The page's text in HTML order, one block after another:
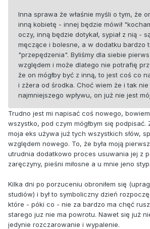
Inna sprawa że właśnie myśli o tym, że
inną kobietę - innej będzie mówił
oczy, inną będzie dotykał, sypiał z nią -
męczące i bolesne, a w dodatku bardzo
"przepędzenia". Byliśmy dla siebie
względem i może dlatego nie potrafię
że on mógłby być z inną, to jest coś co
i zżera od środka. Choć wiem że i tak nie
najmniejszego wpływu, on już nie jest
Trudno jest mi napisać coś nowego,
wszystko, pod czym mógłbym się podpisać.
moja eks używa już tych wszystkich słów,
względem nowego. To, że była moją
utrudnia dodatkowo proces usuwania jej z
zaręczyny, pieśni miłosne a u mnie jeno
Kilka dni po porzuceniu obroniłem się
studiów) i był to symboliczny dzień
które - póki co - nie za bardzo ma chęć
starego juz nie ma powrotu. Nawet się już
jedynie rozczarowanie i wypalenie.